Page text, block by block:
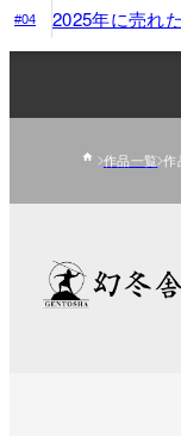
#04 2025年に売れ
作品一覧 作